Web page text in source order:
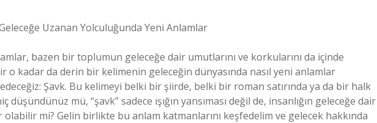
Uzanan Yolculuğunda Yeni Anlamlar
bazen bir toplumun geleceğe dair umutlarını ve korkularını da içinde
o kadar da derin bir kelimenin geleceğin dünyasında nasıl yeni anlamlar
Şavk. Bu kelimeyi belki bir şiirde, belki bir roman satırında ya da bir halk
mü, “şavk” sadece ışığın yansıması değil de, insanlığın geleceğe dair
mi? Gelin birlikte bu anlam katmanlarını keşfedelim ve gelecek hakkında